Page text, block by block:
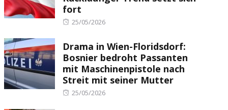
fort
Posted
25/05/2026
Drama in Wien-Floridsdorf:
Bosnier bedroht Passanten
mit Maschinenpistole nach
Streit mit seiner Mutter
Posted
25/05/2026